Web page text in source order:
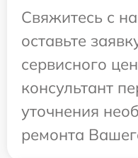
Свяжитесь с
оставьте
сервисного
консультант
уточнения
ремонта